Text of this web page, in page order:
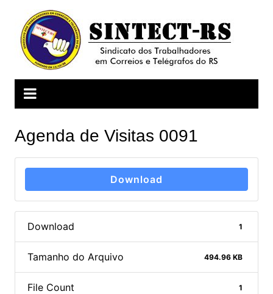
conteúdo
Agenda de Visitas 0091
Download
Download 1
Tamanho do Arquivo 494.96 KB
File Count 1